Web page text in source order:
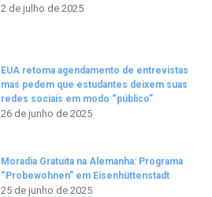
2 de julho de 2025
EUA retoma agendamento de entrevistas
mas pedem que estudantes deixem suas
redes sociais em modo “público”
26 de junho de 2025
Moradia Gratuita na Alemanha: Programa
“Probewohnen” em Eisenhüttenstadt
25 de junho de 2025